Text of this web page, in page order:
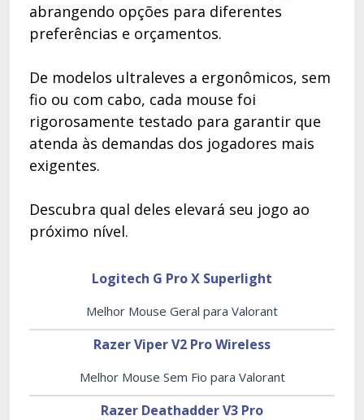
abrangendo opções para diferentes
preferências e orçamentos.
De modelos ultraleves a ergonômicos, sem
fio ou com cabo, cada mouse foi
rigorosamente testado para garantir que
atenda às demandas dos jogadores mais
exigentes.
Descubra qual deles elevará seu jogo ao
próximo nível.
Logitech G Pro X Superlight
Melhor Mouse Geral para Valorant
Razer Viper V2 Pro Wireless
Melhor Mouse Sem Fio para Valorant
Razer Deathadder V3 Pro